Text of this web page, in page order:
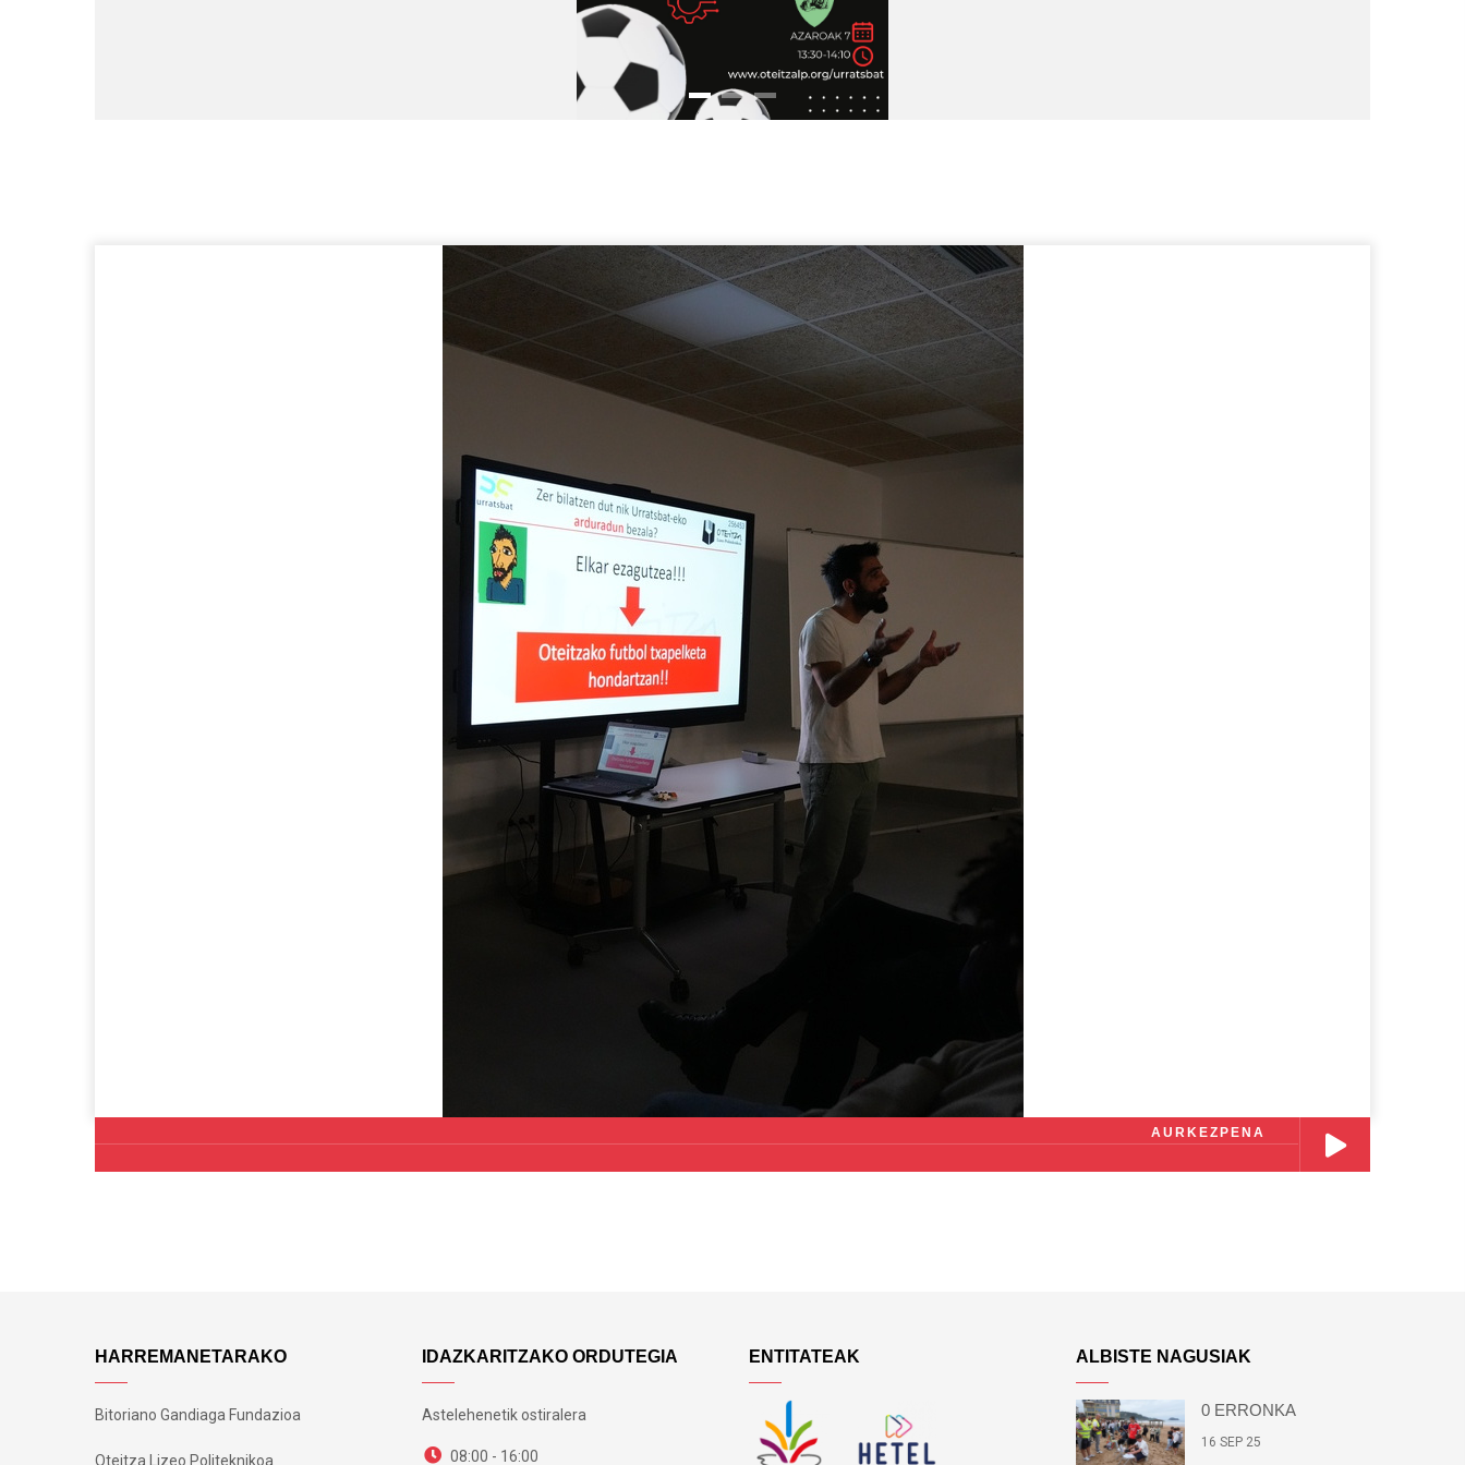
AURKEZPENA
HARREMANETARAKO
Bitoriano Gandiaga Fundazioa
Oteitza Lizeo Politeknikoa
IDAZKARITZAKO ORDUTEGIA
Astelehenetik ostiralera
08:00 - 16:00
ENTITATEAK ALBISTE NAGUSIAK
0 ERRONKA
16 SEP 25